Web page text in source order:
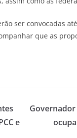
ser convocadas
que as
e
Governador